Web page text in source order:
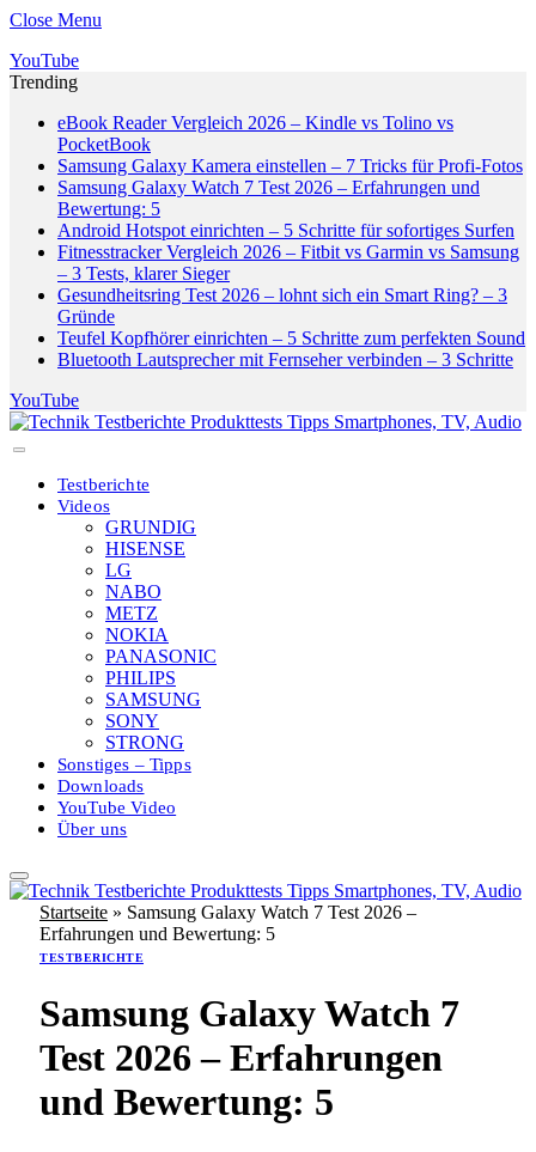
Close Menu
YouTube
Trending
eBook Reader Vergleich 2026 – Kindle vs Tolino vs
PocketBook
Samsung Galaxy Kamera einstellen – 7 Tricks für Profi-Fotos
Samsung Galaxy Watch 7 Test 2026 – Erfahrungen und
Bewertung: 5
Android Hotspot einrichten – 5 Schritte für sofortiges Surfen
Fitnesstracker Vergleich 2026 – Fitbit vs Garmin vs Samsung
– 3 Tests, klarer Sieger
Gesundheitsring Test 2026 – lohnt sich ein Smart Ring? – 3
Gründe
Teufel Kopfhörer einrichten – 5 Schritte zum perfekten Sound
Bluetooth Lautsprecher mit Fernseher verbinden – 3 Schritte
YouTube
Testberichte
Videos
GRUNDIG
HISENSE
LG
NABO
METZ
NOKIA
PANASONIC
PHILIPS
SAMSUNG
SONY
STRONG
Sonstiges – Tipps
Downloads
YouTube Video
Über uns
Startseite » Samsung Galaxy Watch 7 Test 2026 –
Erfahrungen und Bewertung: 5
TESTBERICHTE
Samsung Galaxy Watch 7
Test 2026 – Erfahrungen
und Bewertung: 5